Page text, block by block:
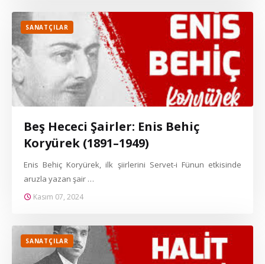
SANATÇILAR
Beş Hececi Şairler: Enis Behiç
Koryürek (1891–1949)
Enis Behiç Koryürek, ilk şiirlerini Servet-i Fünun etkisinde
aruzla yazan şair …
Kasım 07, 2024
SANATÇILAR